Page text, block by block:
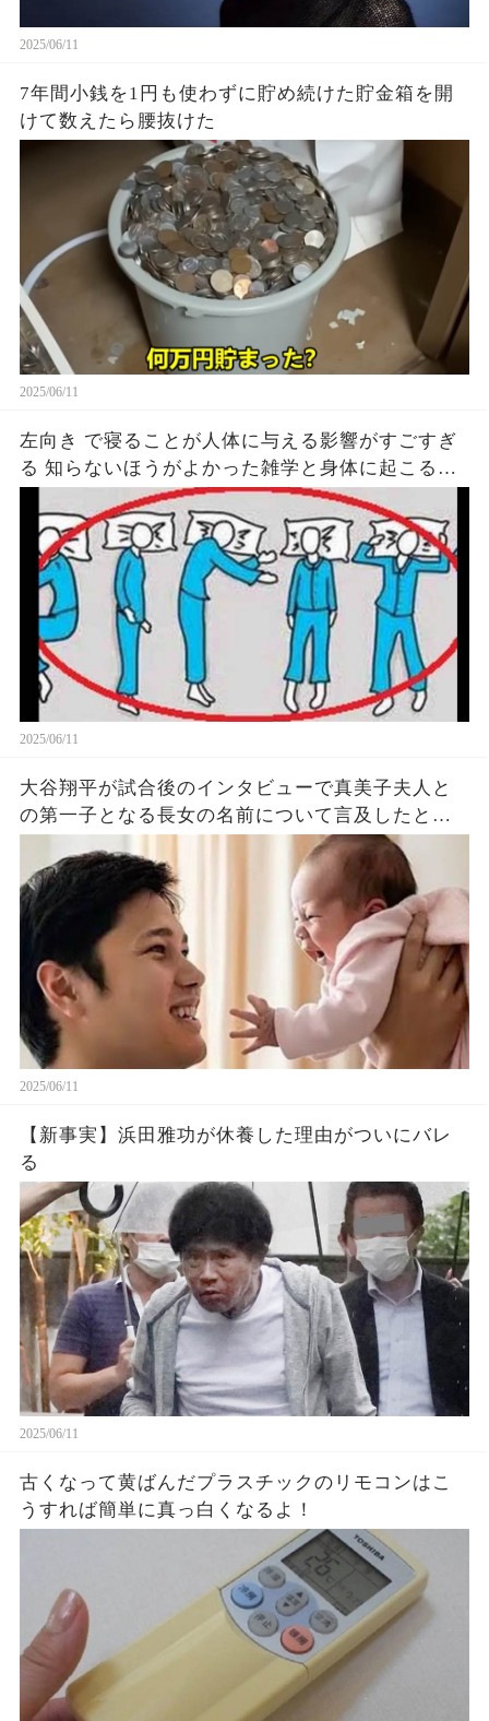
2025/06/11
7年間小銭を1円も使わずに貯め続けた貯金箱を開
けて数えたら腰抜けた
2025/06/11
左向き で寝ることが人体に与える影響がすごすぎ
る 知らないほうがよかった雑学と身体に起こる現
象がヤバい… 驚くべき 大人の 面白いけど知ると後
悔
2025/06/11
大谷翔平が試合後のインタビューで真美子夫人と
の第一子となる長女の名前について言及したと話
題に！山本由伸や佐々木朗希は知ってそう！
2025/06/11
【新事実】浜田雅功が休養した理由がついにバレ
る
2025/06/11
古くなって黄ばんだプラスチックのリモコンはこ
うすれば簡単に真っ白くなるよ！